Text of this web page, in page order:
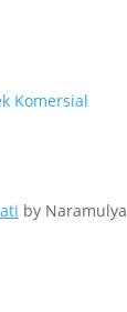
Komersial
by Naramulya